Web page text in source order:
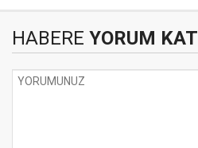
HABERE YORUM KAT